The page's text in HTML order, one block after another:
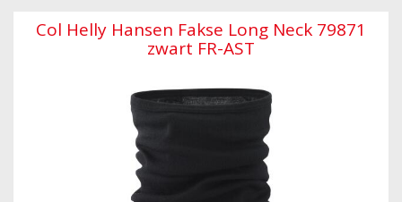
Col Helly Hansen Fakse Long Neck 79871
zwart FR-AST